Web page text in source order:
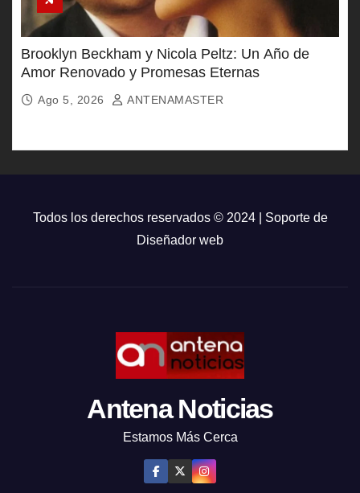
Brooklyn Beckham y Nicola Peltz: Un Año de
Amor Renovado y Promesas Eternas
Ago 5, 2026 ANTENAMASTER
Todos los derechos reservados © 2024 | Soporte de
Diseñador web
Antena Noticias
Estamos Más Cerca